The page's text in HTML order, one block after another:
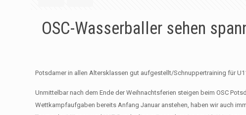
OSC-Wasserballer sehen
Potsdamer in allen Altersklassen gut aufgestellt/Schnuppertraining für
Unmittelbar nach dem Ende der Weihnachtsferien steigen beim OSC
Wettkampfaufgaben bereits Anfang Januar anstehen, haben wir auch